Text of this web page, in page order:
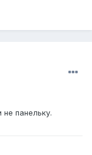
панельку.